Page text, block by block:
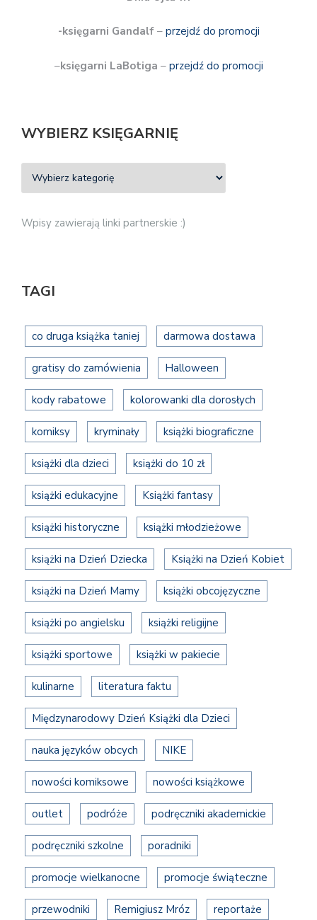
-księgarni Gandalf– przejdź do promocji
–księgarni LaBotiga – przejdź do promocji
WYBIERZ KSIĘGARNIĘ
Wpisy zawierają linki partnerskie :)
TAGI
co druga książka taniej darmowa dostawa
gratisy do zamówienia Halloween
kody rabatowe kolorowanki dla dorosłych
komiksy kryminały książki biograficzne
książki dla dzieci książki do 10 zł
książki edukacyjne Książki fantasy
książki historyczne książki młodzieżowe
książki na Dzień Dziecka Książki na Dzień Kobiet
książki na Dzień Mamy książki obcojęzyczne
książki po angielsku książki religijne
książki sportowe książki w pakiecie
kulinarne literatura faktu
Międzynarodowy Dzień Książki dla Dzieci
nauka języków obcych NIKE
nowości komiksowe nowości książkowe
outlet podróże podręczniki akademickie
podręczniki szkolne poradniki
promocje wielkanocne promocje świąteczne
przewodniki Remigiusz Mróz reportaże